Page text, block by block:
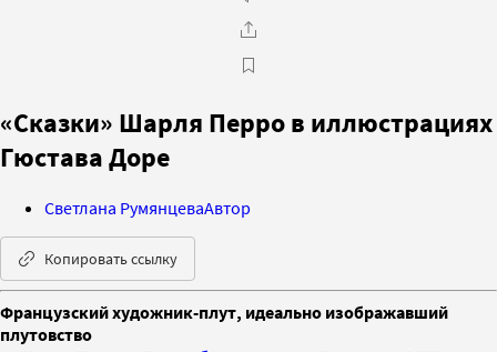
«Сказки» Шарля Перро в иллюстрациях
Гюстава Доре
Светлана РумянцеваАвтор
Копировать ссылку
Французский художник-плут, идеально изображавший
плутовство